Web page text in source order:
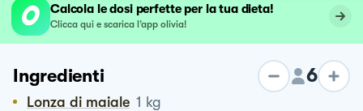
Calcola le dosi perfette per la tua dieta!
Clicca qui e scarica l’app olivia!
Ingredienti 6
Lonza di maiale 1 kg